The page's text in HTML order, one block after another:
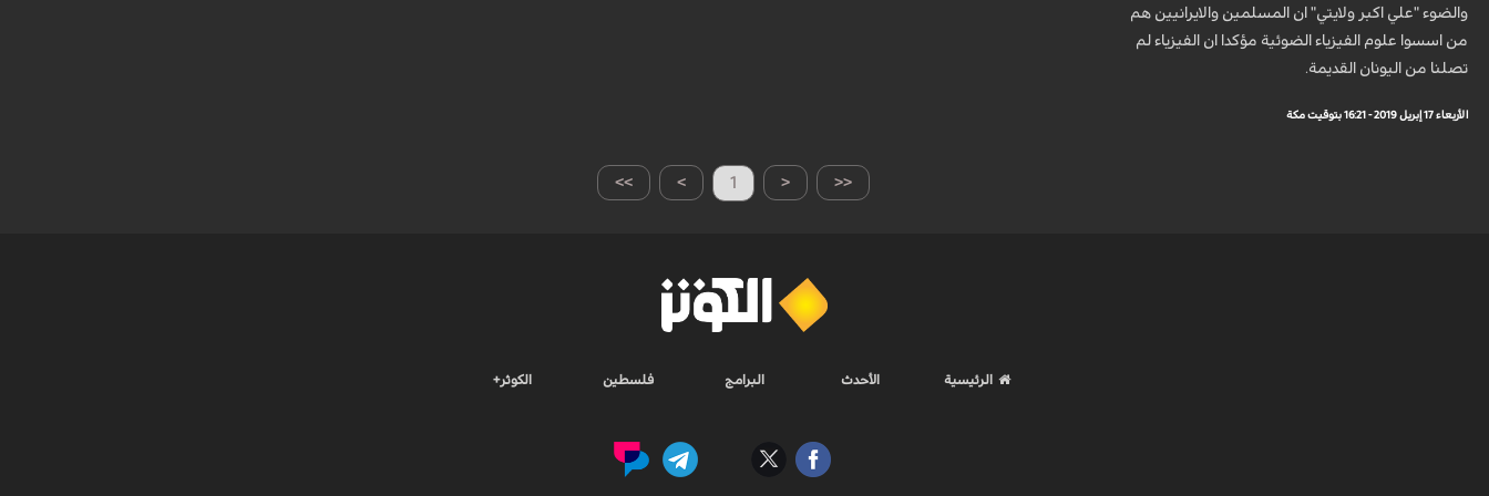
والضوء "علي اكبر ولایتي" ان المسلمین والایرانیین هم
من اسسوا علوم الفیزیاء الضوئیة مؤكدا ان الفیزیاء لم
تصلنا من الیونان القدیمة.
الأربعاء 17 إبريل 2019 - 16:21 بتوقيت مكة
>> > 1 < <<
الرئيسية الأحدث البرامج فلسطين الكوثر+